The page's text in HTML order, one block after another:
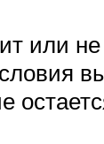
или